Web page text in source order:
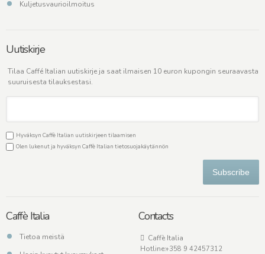
Kuljetusvaurioilmoitus
Uutiskirje
Tilaa Caffé Italian uutiskirje ja saat ilmaisen 10 euron kupongin seuraavasta
suuruisesta tilauksestasi.
Hyväksyn Caffè Italian uutiskirjeen tilaamisen
Olen lukenut ja hyväksyn Caffè Italian tietosuojakäytännön
Subscribe
Caffè Italia
Tietoa meistä
Contacts
Caffè Italia
Hotline:+358 9 42457312